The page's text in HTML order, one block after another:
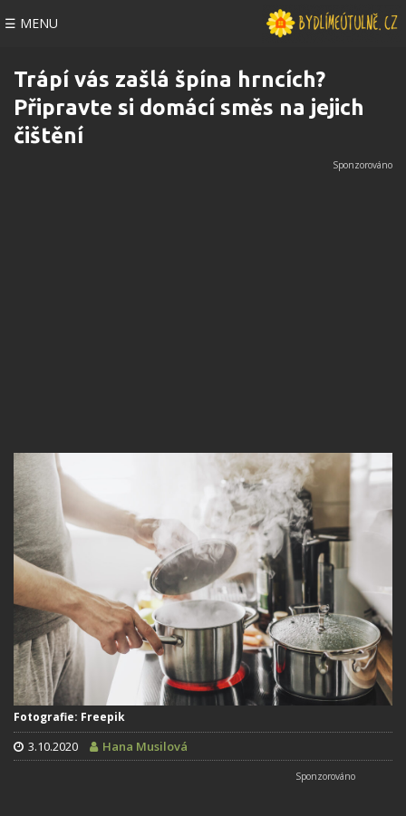
☰ MENU
Trápí vás zašlá špína hrncích?
Připravte si domácí směs na jejich
čištění
Fotografie: Freepik
3.10.2020 Hana Musilová